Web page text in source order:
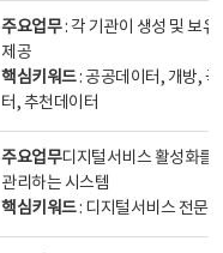
주요업무: 각 기관이 생성 및 보
제공
핵심키워드: 공공데이터, 개방,
터, 추천데이터
주요업무디지털서비스 활성화를
관리하는 시스템
핵심키워드: 디지털서비스 전문